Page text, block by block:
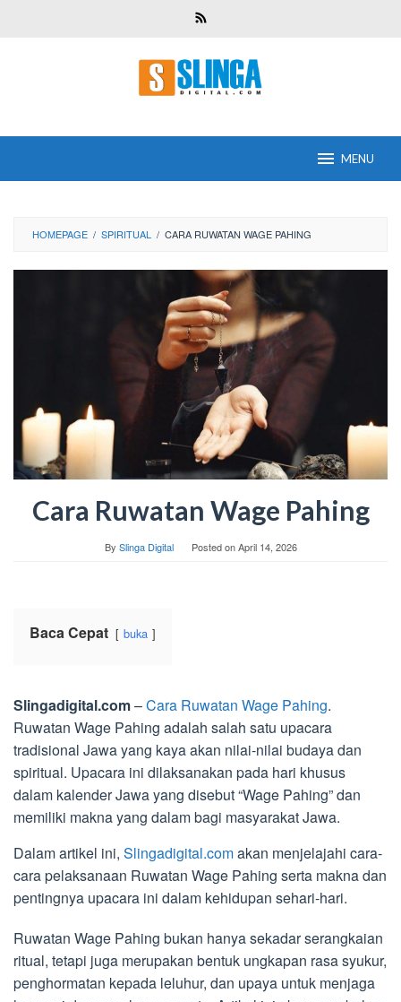
MENU
HOMEPAGE / SPIRITUAL / CARA RUWATAN WAGE PAHING
Cara Ruwatan Wage Pahing
By Slinga Digital Posted onApril 14, 2026
Baca Cepat buka
Slingadigital.com–Cara Ruwatan Wage Pahing.
Ruwatan Wage Pahing adalah salah satu upacara
tradisional Jawa yang kaya akan nilai-nilai budaya dan
spiritual. Upacara ini dilaksanakan pada hari khusus
dalam kalender Jawa yang disebut “Wage Pahing” dan
memiliki makna yang dalam bagi masyarakat Jawa.
Dalam artikel ini, Slingadigital.comakan menjelajahi cara-
cara pelaksanaan Ruwatan Wage Pahing serta makna dan
pentingnya upacara ini dalam kehidupan sehari-hari.
Ruwatan Wage Pahing bukan hanya sekadar serangkaian
ritual, tetapi juga merupakan bentuk ungkapan rasa syukur,
penghormatan kepada leluhur, dan upaya untuk menjaga